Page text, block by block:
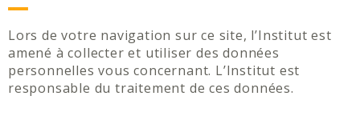
Lors de votre navigation sur ce site, l’Institut est
amené à collecter et utiliser des données
personnelles vous concernant. L’Institut est
responsable du traitement de ces données.